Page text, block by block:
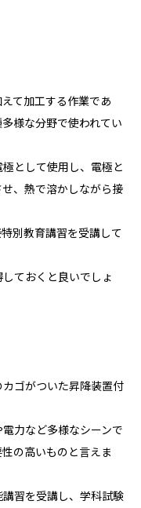
て加工する作業であ
様な分野で使われてい
として使用し、電極と
、熱で溶かしながら接
別教育講習を受講して
ておくと良いでしょ
ゴがついた昇降装置付
力など多様なシーンで
の高いものと言えま
習を受講し、学科試験